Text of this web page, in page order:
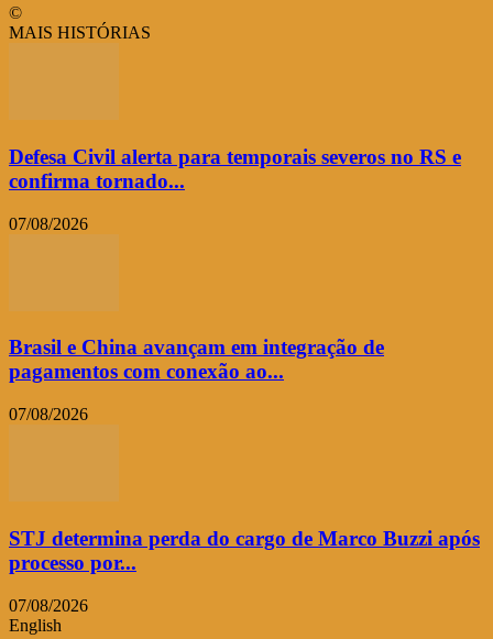
©
MAIS HISTÓRIAS
Defesa Civil alerta para temporais severos no RS e
confirma tornado...
07/08/2026
Brasil e China avançam em integração de
pagamentos com conexão ao...
07/08/2026
STJ determina perda do cargo de Marco Buzzi após
processo por...
07/08/2026
English